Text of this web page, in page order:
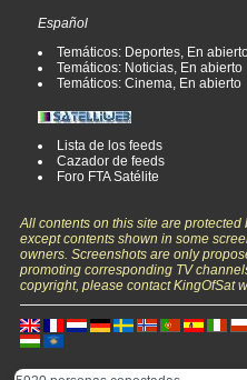
Español
Temáticos: Deportes, En
Temáticos: Noticias, En abierto
Temáticos: Cinema, En abierto
Lista de los feeds
Cazador de feeds
Foro FTA Satélite
All contents on this site are
except contents shown in some
owners. Screenshots are only
promoting corresponding TV
copyright, please contact KingOfSat